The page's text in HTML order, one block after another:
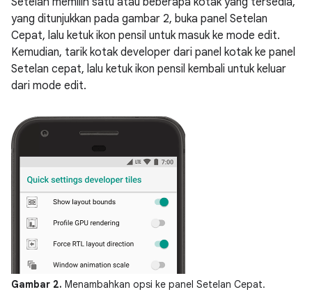
yang ditunjukkan pada gambar 2, buka panel Setelan
Cepat, lalu ketuk ikon pensil untuk masuk ke mode edit.
Kemudian, tarik kotak developer dari panel kotak ke panel
Setelan cepat, lalu ketuk ikon pensil kembali untuk keluar
dari mode edit.
Gambar 2. Menambahkan opsi ke panel Setelan Cepat.